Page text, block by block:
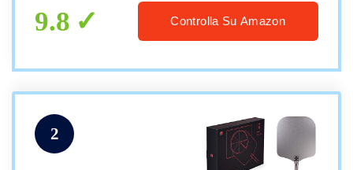
9.8 Controlla Su Amazon
2